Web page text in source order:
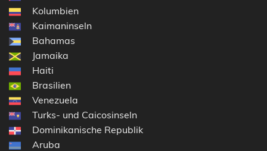
Kolumbien
Kaimaninseln
Bahamas
Jamaika
Haiti
Brasilien
Venezuela
Turks- und Caicosinseln
Dominikanische Republik
Aruba